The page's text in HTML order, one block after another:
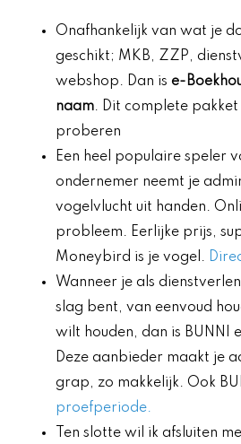
Onafhankelijk van wat je
geschikt; MKB, ZZP,
webshop. Dan is e-
naam. Dit complete pakket
proberen
Een heel populaire speler
ondernemer neemt je
vogelvlucht uit handen.
probleem. Eerlijke prijs,
Moneybird is je vogel.
Wanneer je als
slag bent, van eenvoud
wilt houden, dan is BUNNI
Deze aanbieder maakt je
grap, zo makkelijk. Ook
proefperiode.
Ten slotte wil ik afsluiten